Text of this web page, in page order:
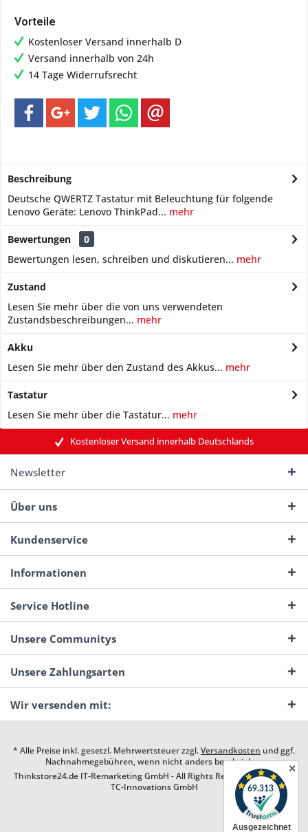
Vorteile
Kostenloser Versand innerhalb D
Versand innerhalb von 24h
14 Tage Widerrufsrecht
Beschreibung
Deutsche QWERTZ Tastatur mit Beleuchtung für folgende
Lenovo Geräte: Lenovo ThinkPad... mehr
Bewertungen
0
Bewertungen lesen, schreiben und diskutieren... mehr
Zustand
Lesen Sie mehr über die von uns verwendeten
Zustandsbeschreibungen... mehr
Akku
Lesen Sie mehr über den Zustand des Akkus... mehr
Tastatur
Lesen Sie mehr über die Tastatur... mehr
Kostenloser Versand innerhalb Deutschlands
Newsletter
Über uns
Kundenservice
Informationen
Service Hotline
Unsere Communitys
Unsere Zahlungsarten
Wir versenden mit:
* Alle Preise inkl. gesetzl. Mehrwertsteuer zzgl.Versandkosten und ggf.
Nachnahmegebühren, wenn nicht anders beschrieben
Thinkstore24.de IT-Remarketing GmbH - All Rights Reserved. Design by
TC-Innovations GmbH
✕